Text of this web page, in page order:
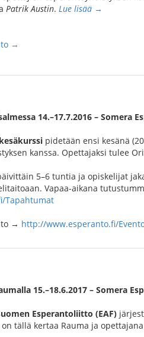
Patrik Austin. Lue lisää →
→
14.–17.7.2016 – Somera
pidetään ensi kesänä
kanssa. Opettajaksi tulee
5–6 tuntia ja opiskelijat
Vapaa-aikana
Tapahtumat
→ http://www.esperanto.fi/
15.–18.6.2017 – Somera
Esperantoliitto (EAF)
tällä kertaa Rauma ja opettajana